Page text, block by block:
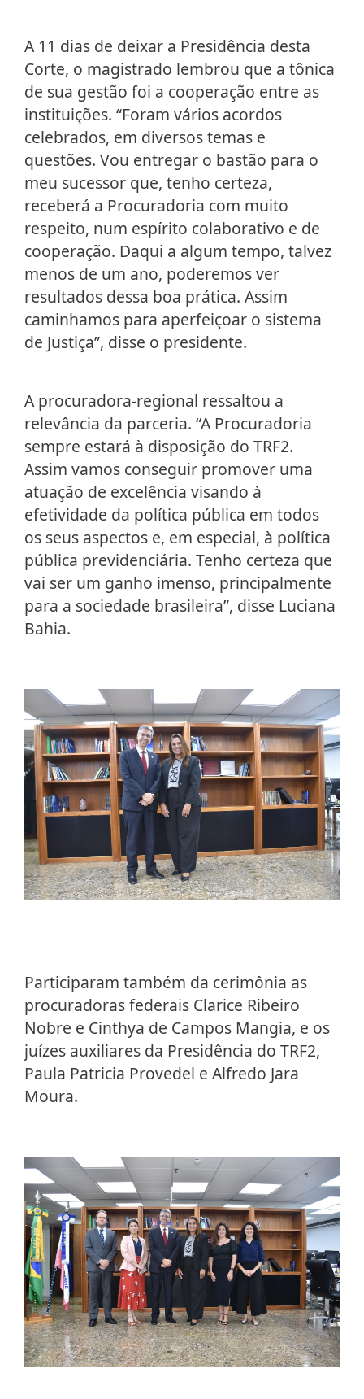
A 11 dias de deixar a Presidência desta
Corte, o magistrado lembrou que a tônica
de sua gestão foi a cooperação entre as
instituições. “Foram vários acordos
celebrados, em diversos temas e
questões. Vou entregar o bastão para o
meu sucessor que, tenho certeza,
receberá a Procuradoria com muito
respeito, num espírito colaborativo e de
cooperação. Daqui a algum tempo, talvez
menos de um ano, poderemos ver
resultados dessa boa prática. Assim
caminhamos para aperfeiçoar o sistema
de Justiça”, disse o presidente.
A procuradora-regional ressaltou a
relevância da parceria. “A Procuradoria
sempre estará à disposição do TRF2.
Assim vamos conseguir promover uma
atuação de excelência visando à
efetividade da política pública em todos
os seus aspectos e, em especial, à política
pública previdenciária. Tenho certeza que
vai ser um ganho imenso, principalmente
para a sociedade brasileira”, disse Luciana
Bahia.
Participaram também da cerimônia as
procuradoras federais Clarice Ribeiro
Nobre e Cinthya de Campos Mangia, e os
juízes auxiliares da Presidência do TRF2,
Paula Patricia Provedel e Alfredo Jara
Moura.